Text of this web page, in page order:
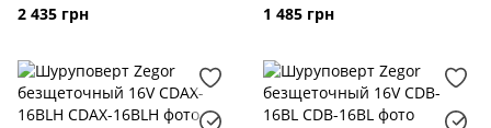
2 435 грн 1 485 грн